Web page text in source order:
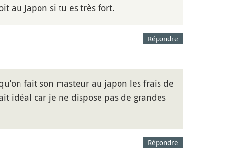
au Japon si tu es très fort.
Répondre
fait son masteur au japon les frais de
idéal car je ne dispose pas de grandes
Répondre